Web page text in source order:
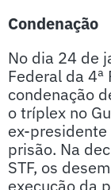
Condenação
No dia 24 de
Federal da 4ª
condenação
o tríplex no
ex-
prisão. Na
STF, os
execução da